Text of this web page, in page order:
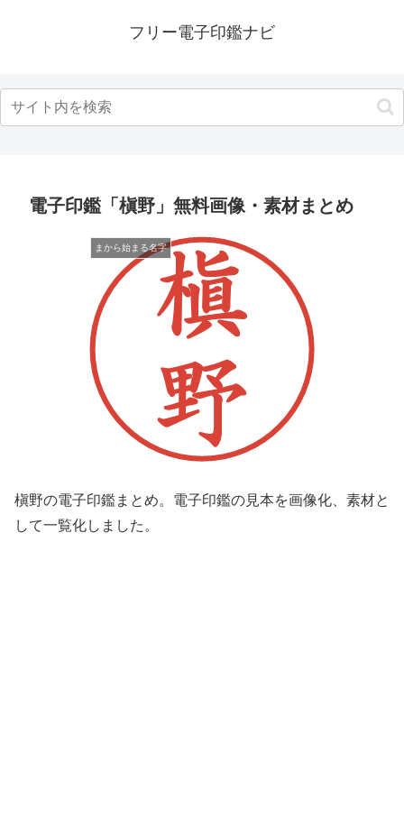
フリー電子印鑑ナビ
電子印鑑「槇野」無料画像・素材まとめ
まから始まる名字
槇野の電子印鑑まとめ。電子印鑑の見本を画像化、素材と
して一覧化しました。